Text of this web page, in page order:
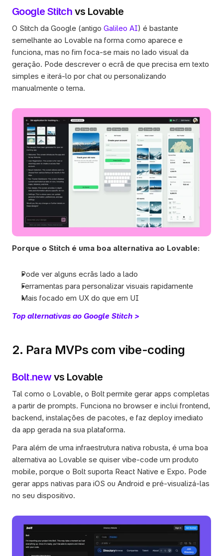
Google Stitch vs Lovable
O Stitch da Google (antigo Galileo AI) é bastante
semelhante ao Lovable na forma como aparece e
funciona, mas no fim foca-se mais no lado visual da
geração. Pode descrever o ecrã de que precisa em texto
simples e iterá-lo por chat ou personalizando
manualmente o tema.
Porque o Stitch é uma boa alternativa ao Lovable:
Pode ver alguns ecrãs lado a lado
Ferramentas para personalizar visuais rapidamente
Mais focado em UX do que em UI
Top alternativas ao Google Stitch >
2. Para MVPs com vibe-coding
Bolt.new vs Lovable
Tal como o Lovable, o Bolt permite gerar apps completas
a partir de prompts. Funciona no browser e inclui frontend,
backend, instalações de pacotes, e faz deploy imediato
da app gerada na sua plataforma.
Para além de uma infraestrutura nativa robusta, é uma boa
alternativa ao Lovable se quiser vibe-code um produto
mobile, porque o Bolt suporta React Native e Expo. Pode
gerar apps nativas para iOS ou Android e pré-visualizá-las
no seu dispositivo.